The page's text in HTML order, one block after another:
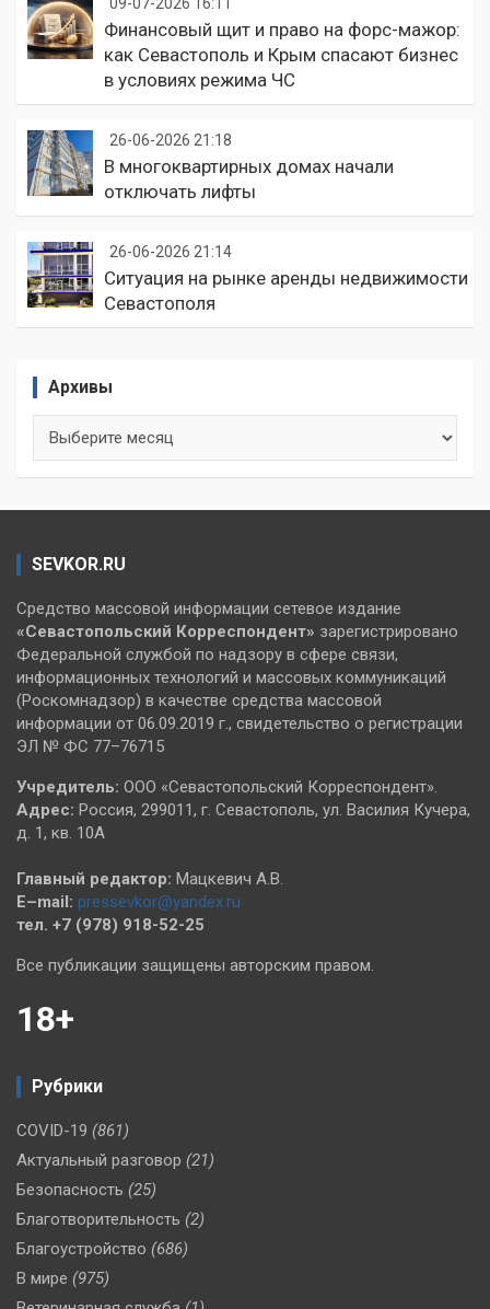
09-07-2026 16:11
Финансовый щит и право на форс-мажор:
как Севастополь и Крым спасают бизнес
в условиях режима ЧС
26-06-2026 21:18
В многоквартирных домах начали
отключать лифты
26-06-2026 21:14
Ситуация на рынке аренды недвижимости
Севастополя
Архивы
SEVKOR.RU
Средство массовой информации сетевое издание
«Севастопольский Корреспондент» зарегистрировано
Федеральной службой по надзору в сфере связи,
информационных технологий и массовых коммуникаций
(Роскомнадзор) в качестве средства массовой
информации от 06.09.2019 г., свидетельство о регистрации
ЭЛ № ФС 77–76715
Учредитель: ООО «Севастопольский Корреспондент».
Адрес: Россия, 299011, г. Севастополь, ул. Василия Кучера,
д. 1, кв. 10А
Главный редактор: Мацкевич А.В.
E–mail: pressevkor@yandex.ru
тел. +7 (978) 918-52-25
Все публикации защищены авторским правом.
18+
Рубрики
COVID-19 (861)
Актуальный разговор (21)
Безопасность (25)
Благотворительность (2)
Благоустройство (686)
В мире (975)